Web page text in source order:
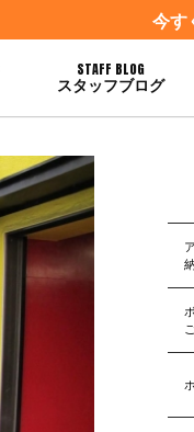
今す
STAFF BLOG
スタッフブログ